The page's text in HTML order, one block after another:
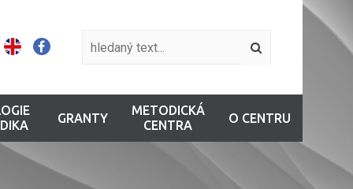
GRANTY
METODICKÁ
CENTRA
O CENTRU